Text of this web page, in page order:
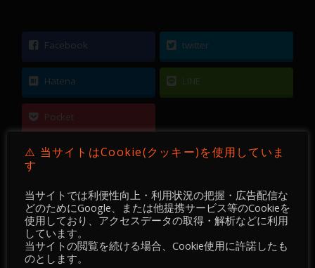
Facebook twitter
Hatena LINE
Pocket
←【 メンバー限定 】2026-01-22
【 メンバー限定 】2026-01-24／日銀に続きFRB
も、為替介入の前段階となる「レートチェック」
⚠️ 当サイトはCookie(クッキー)を使用していま
す
当サイトでは利便性向上・利用状況の把握・広告配信な
どのためにGoogle、または他提携サービス等のCookieを
使用しており、アクセスデータの取得・解析などに利用
しています。
当サイトの閲覧を続ける場合、Cookie使用に許諾したも
のとします。